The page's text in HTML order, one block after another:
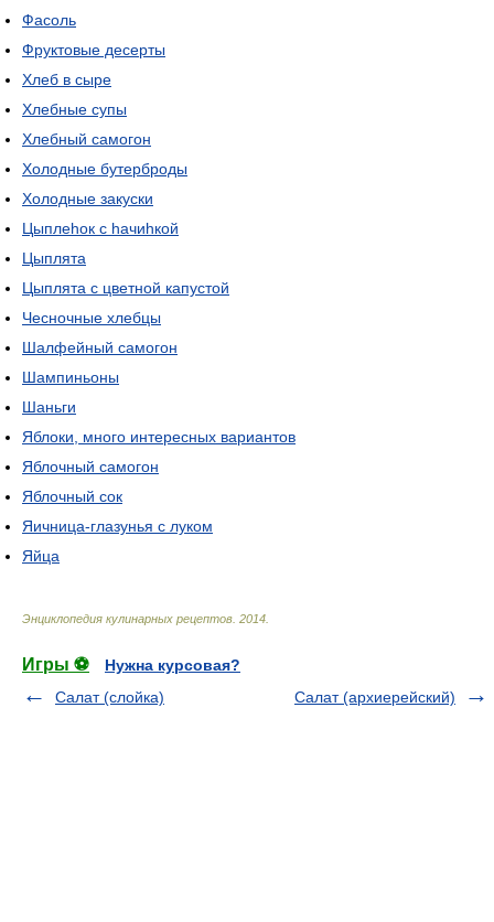
Фасоль
Фруктовые десерты
Хлеб в сыре
Хлебные супы
Хлебный самогон
Холодные бутерброды
Холодные закуски
Цыплеhок с hачиhкой
Цыплята
Цыплята с цветной капустой
Чесночные хлебцы
Шалфейный самогон
Шампиньоны
Шаньги
Яблоки, много интересных вариантов
Яблочный самогон
Яблочный сок
Яичница-глазунья с луком
Яйца
Энциклопедия кулинарных рецептов 2014
Игры ⚽
Нужна курсовая?
Салат (слойка)
Салат (архиерейский)